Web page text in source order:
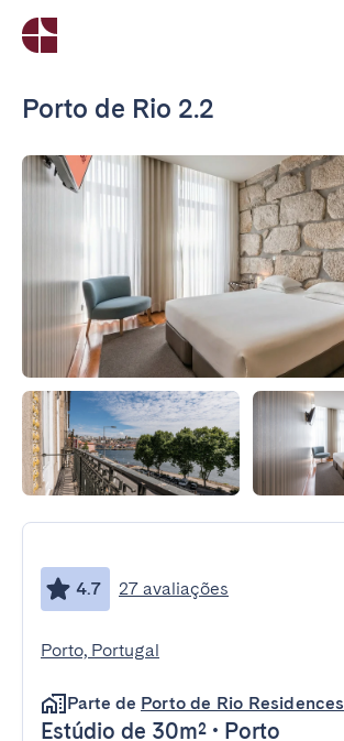
Porto de Rio 2.2
4.7 27 avaliações
Porto, Portugal
Parte de Porto de Rio Residences
Estúdio de 30m² • Porto